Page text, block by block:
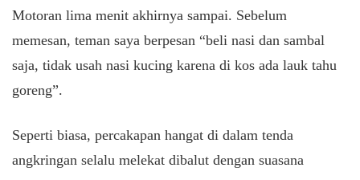
Motoran lima menit akhirnya sampai. Sebelum
memesan, teman saya berpesan “beli nasi dan sambal
saja, tidak usah nasi kucing karena di kos ada lauk tahu
goreng”.
Seperti biasa, percakapan hangat di dalam tenda
angkringan selalu melekat dibalut dengan suasana